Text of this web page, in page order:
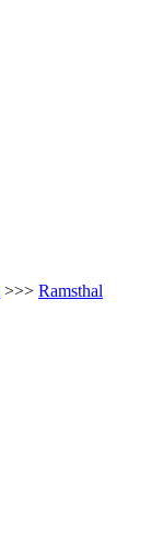
>>> Ramsthal